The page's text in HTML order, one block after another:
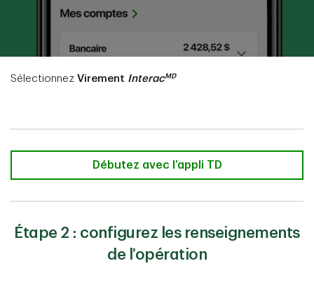
Sélectionnez Virement InteracMD
Débutez avec l’appli TD
Étape 2 : configurez les renseignements
de l’opération